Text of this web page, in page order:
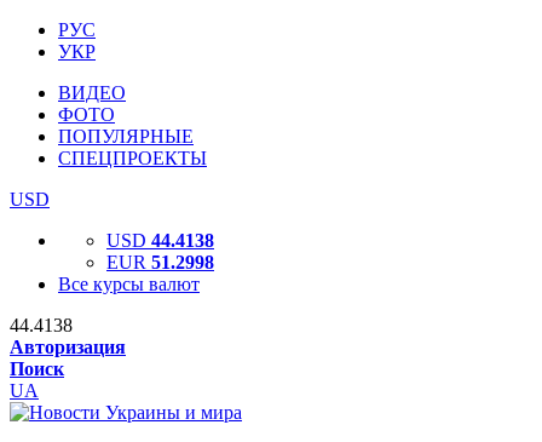
РУС
УКР
ВИДЕО
ФОТО
ПОПУЛЯРНЫЕ
СПЕЦПРОЕКТЫ
USD
USD 44.4138
EUR 51.2998
Все курсы валют
44.4138
Авторизация
Поиск
UA